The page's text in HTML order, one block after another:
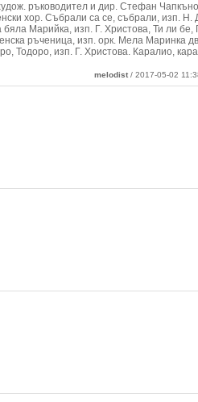
ръководител и дир. Стефан
хор. Събрали са се, събрали, изп. Н.
Марийка, изп. Г. Христова, Ти ли бе,
ръченица, изп. орк. Мела Маринка
Тодоро, изп. Г. Христова. Каралио,
melodist / 2017-05-02